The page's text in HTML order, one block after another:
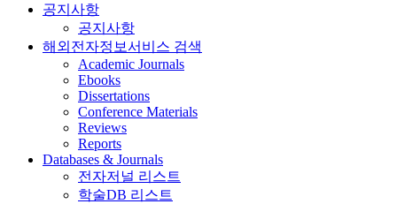
공지사항
공지사항
해외전자정보서비스 검색
Academic Journals
Ebooks
Dissertations
Conference Materials
Reviews
Reports
Databases & Journals
전자저널 리스트
학술DB 리스트